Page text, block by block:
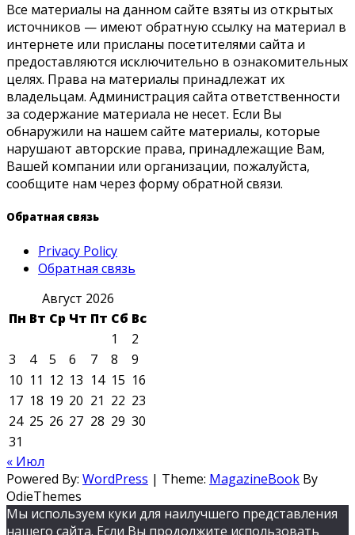
Все материалы на данном сайте взяты из открытых
источников — имеют обратную ссылку на материал в
интернете или присланы посетителями сайта и
предоставляются исключительно в ознакомительных
целях. Права на материалы принадлежат их
владельцам. Администрация сайта ответственности
за содержание материала не несет. Если Вы
обнаружили на нашем сайте материалы, которые
нарушают авторские права, принадлежащие Вам,
Вашей компании или организации, пожалуйста,
сообщите нам через форму обратной связи.
Обратная связь
Privacy Policy
Обратная связь
Август 2026
Пн Вт Ср Чт Пт Сб Вс
1
2
3
4 5 6 7 8
9
10 11 12 13 14 15 16
17 18 19 20 21 22 23
24 25 26 27 28 29 30
31
« Июл
Powered By: WordPress | Theme: MagazineBook By
OdieThemes
Мы используем куки для наилучшего представления
нашего сайта. Если Вы продолжите использовать